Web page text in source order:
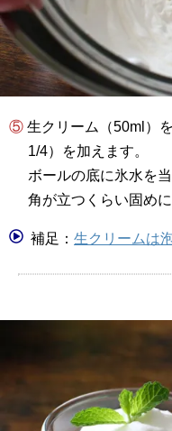
⑤ 生クリーム（50ml）をボールに入れ、砂糖（小さじ1と
1/4）を加えます。
ボールの底に氷水を
角が立つくらい固めに
補足： 生クリームは